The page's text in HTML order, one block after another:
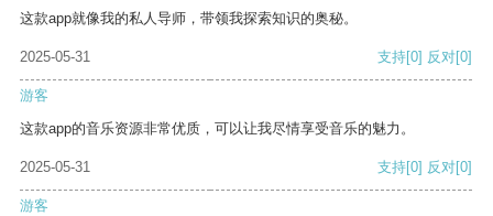
这款app就像我的私人导师，带领我探索知识的奥秘。
2025-05-31 支持[0] 反对[0]
游客
这款app的音乐资源非常优质，可以让我尽情享受音乐的魅力。
2025-05-31 支持[0] 反对[0]
游客